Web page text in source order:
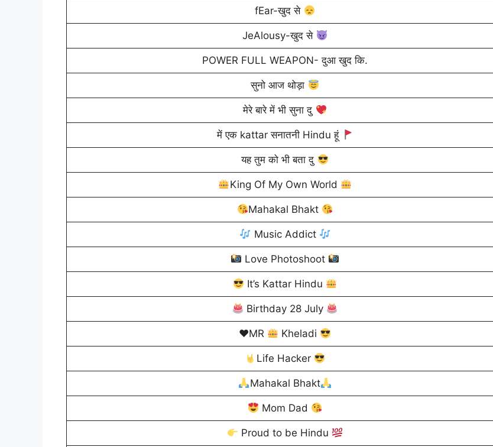
fEar-खुद से
JeAlousy-खुद से
POWER FULL WEAPON- दुआ खुद कि.
सुनो आज थोड़ा
मेरे बारे में भी सुना दु
में एक kattar सनातनी Hindu हूं
यह तुम को भी बता दु
King Of My Own World
Mahakal Bhakt
Music Addict
Love Photoshoot
It’s Kattar Hindu
Birthday 28 July
♥️MR Kheladi
Life Hacker
Mahakal Bhakt
Mom Dad
Proud to be Hindu